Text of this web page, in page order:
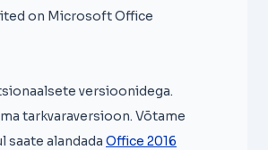
on Microsoft Office
versioonidega.
tarkvaraversioon. Võtame
saate alandada Office 2016